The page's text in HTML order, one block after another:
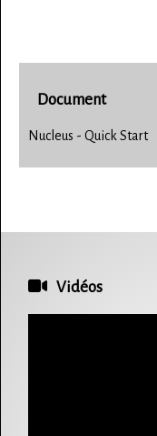
Document
Nucleus - Quick Start
Vidéos